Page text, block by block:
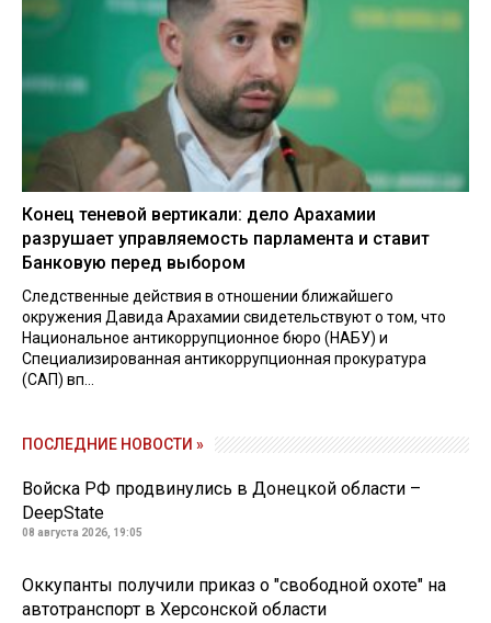
Конец теневой вертикали: дело Арахамии
разрушает управляемость парламента и ставит
Банковую перед выбором
Следственные действия в отношении ближайшего
окружения Давида Арахамии свидетельствуют о том, что
Национальное антикоррупционное бюро (НАБУ) и
Специализированная антикоррупционная прокуратура
(САП) вп...
ПОСЛЕДНИЕ НОВОСТИ »
Войска РФ продвинулись в Донецкой области –
DeepState
08 августа 2026, 19:05
Оккупанты получили приказ о "свободной охоте" на
автотранспорт в Херсонской области